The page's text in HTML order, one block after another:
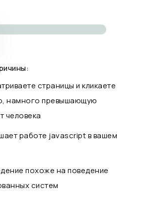
страницы и кликаете
намного превышающую
человека
работе javascript в вашем
похоже на поведение
систем